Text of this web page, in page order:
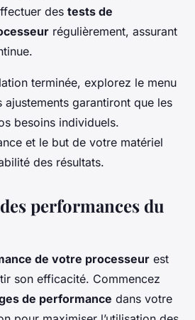
des tests de
régulièrement, assurant
terminée, explorez le menu
ajustements garantiront que les
besoins individuels.
et le but de votre matériel
des résultats.
performances du
de votre processeur est
son efficacité. Commencez
de performance dans votre